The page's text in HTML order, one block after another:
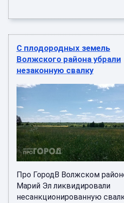
С плодородных земель
Волжского района убрали
незаконную свалку
Про ГородВ Волжском
Марий Эл ликвидировали
несанкционированную